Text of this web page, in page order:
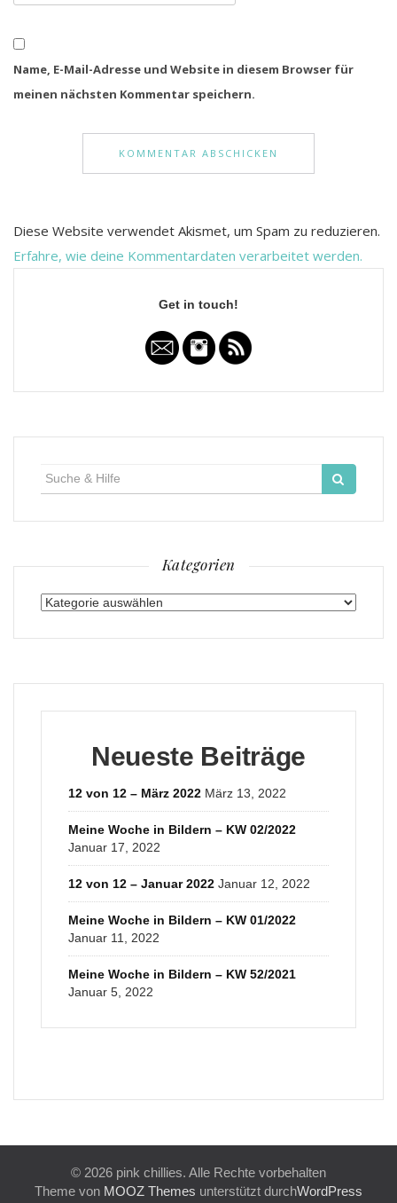
Name, E-Mail-Adresse und Website in diesem Browser für
meinen nächsten Kommentar speichern.
Diese Website verwendet Akismet, um Spam zu reduzieren.
Erfahre, wie deine Kommentardaten verarbeitet werden.
Get in touch!
Kategorien
Kategorien
Neueste Beiträge
12 von 12 – März 2022 März 13, 2022
Meine Woche in Bildern – KW 02/2022
Januar 17, 2022
12 von 12 – Januar 2022 Januar 12, 2022
Meine Woche in Bildern – KW 01/2022
Januar 11, 2022
Meine Woche in Bildern – KW 52/2021
Januar 5, 2022
© 2026 pink chillies. Alle Rechte vorbehalten
Theme von MOOZ Themes unterstützt durchWordPress